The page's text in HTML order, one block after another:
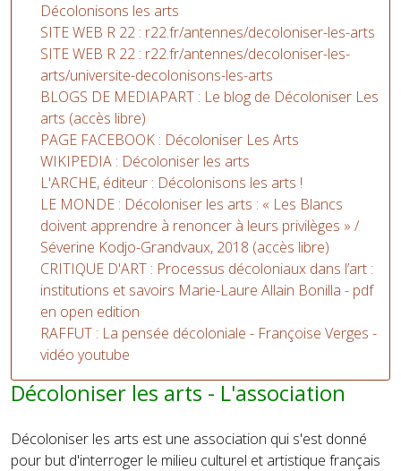
Décolonisons les arts
SITE WEB R 22 : r22.fr/antennes/decoloniser-les-arts
SITE WEB R 22 : r22.fr/antennes/decoloniser-les-
arts/universite-decolonisons-les-arts
BLOGS DE MEDIAPART : Le blog de Décoloniser Les
arts (accès libre)
PAGE FACEBOOK : Décoloniser Les Arts
WIKIPEDIA : Décoloniser les arts
L'ARCHE, éditeur : Décolonisons les arts !
LE MONDE : Décoloniser les arts : « Les Blancs
doivent apprendre à renoncer à leurs privilèges » /
Séverine Kodjo-Grandvaux, 2018 (accès libre)
CRITIQUE D'ART : Processus décoloniaux dans l’art :
institutions et savoirs Marie-Laure Allain Bonilla - pdf
en open edition
RAFFUT : La pensée décoloniale - Françoise Verges -
vidéo youtube
Décoloniser les arts - L'association
Décoloniser les arts est une association qui s'est donné
pour but d'interroger le milieu culturel et artistique français